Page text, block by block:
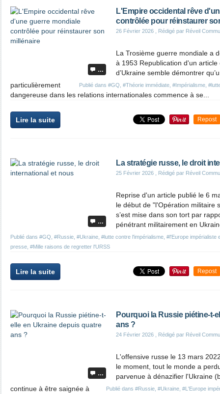
…
L'Empire occidental rêve
contrôlée pour réinstaurer
26 Février 2026 , Rédigé par Réveil
Publié dans #GQ #Théorie immédiate #Impérialisme
La Trosième guerre mondiale a
à 1953 Republication d'un
d’Ukraine semble démontrer
particulièrement
dangereuse dans les relations internationales commence à se...
Lire la suite Repost
…
La stratégie russe, le droit
25 Février 2026 , Rédigé par Réveil
Publié dans #GQ #Russie #Ukraine #lutte contre l'impérialisme #l'Europe impérialiste
presse #Mille raisons de regretter l'URSS
Reprise d'un article publié le 6
le début de "l'Opération militaire
s’est mise dans son tort par
pénétrant militairement en
Lire la suite Repost
…
Pourquoi la Russie piétine-t-
ans ?
24 Février 2026 , Rédigé par Réveil
Publié dans #Russie #Ukraine #L'Europe
L'offensive russe le 13 mars
le moment, tout le monde a
parvenue à dénazifier l'Ukraine
continue à être saignée à